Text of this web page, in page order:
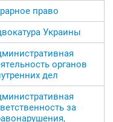
право
Украины
органов
дел
за